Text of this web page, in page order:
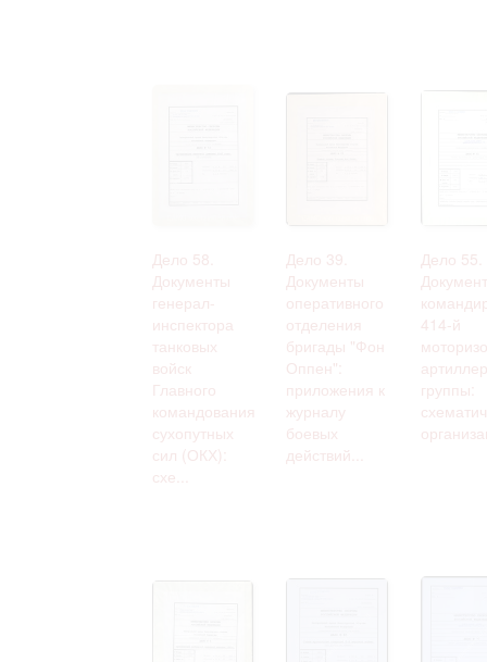
Дело 58.
Документы
генерал-
инспектора
танковых
войск
Главного
командования
сухопутных
сил (ОКХ):
схе...
Дело 39.
Документы
оперативного
отделения
бригады "Фон
Оппен":
приложения к
журналу
боевых
действий...
Дело 55.
414-й
группы: